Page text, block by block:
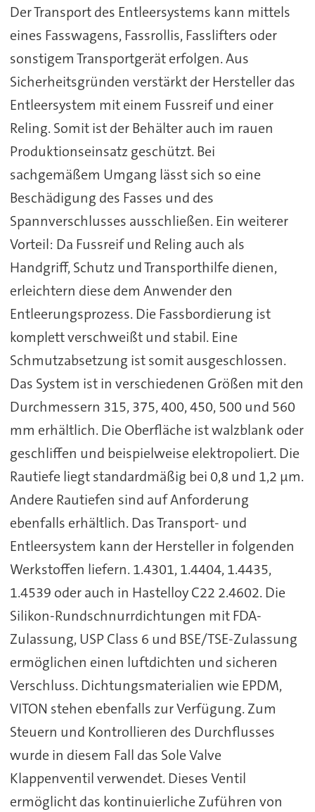
Der Transport des Entleersystems kann mittels
eines Fasswagens, Fassrollis, Fasslifters oder
sonstigem Transportgerät erfolgen. Aus
Sicherheitsgründen verstärkt der Hersteller das
Entleersystem mit einem Fussreif und einer
Reling. Somit ist der Behälter auch im rauen
Produktionseinsatz geschützt. Bei
sachgemäßem Umgang lässt sich so eine
Beschädigung des Fasses und des
Spannverschlusses ausschließen. Ein weiterer
Vorteil: Da Fussreif und Reling auch als
Handgriff, Schutz und Transporthilfe dienen,
erleichtern diese dem Anwender den
Entleerungsprozess. Die Fassbordierung ist
komplett verschweißt und stabil. Eine
Schmutzabsetzung ist somit ausgeschlossen.
Das System ist in verschiedenen Größen mit den
Durchmessern 315, 375, 400, 450, 500 und 560
mm erhältlich. Die Oberfläche ist walzblank oder
geschliffen und beispielweise elektropoliert. Die
Rautiefe liegt standardmäßig bei 0,8 und 1,2 µm.
Andere Rautiefen sind auf Anforderung
ebenfalls erhältlich. Das Transport- und
Entleersystem kann der Hersteller in folgenden
Werkstoffen liefern. 1.4301, 1.4404, 1.4435,
1.4539 oder auch in Hastelloy C22 2.4602. Die
Silikon-Rundschnurrdichtungen mit FDA-
Zulassung, USP Class 6 und BSE/TSE-Zulassung
ermöglichen einen luftdichten und sicheren
Verschluss. Dichtungsmaterialien wie EPDM,
VITON stehen ebenfalls zur Verfügung. Zum
Steuern und Kontrollieren des Durchflusses
wurde in diesem Fall das Sole Valve
Klappenventil verwendet. Dieses Ventil
ermöglicht das kontinuierliche Zuführen von